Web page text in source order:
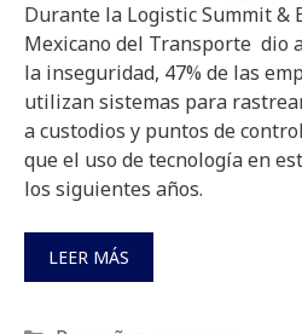
Durante la Logistic Summit &
Mexicano del Transporte dio
la inseguridad, 47% de las
utilizan sistemas para
a custodios y puntos de
que el uso de tecnología en
los siguientes años.
LEER MÁS